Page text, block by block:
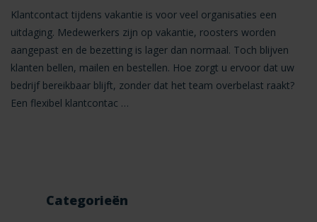
Klantcontact tijdens vakantie is voor veel organisaties een
uitdaging. Medewerkers zijn op vakantie, roosters worden
aangepast en de bezetting is lager dan normaal. Toch blijven
klanten bellen, mailen en bestellen. Hoe zorgt u ervoor dat uw
bedrijf bereikbaar blijft, zonder dat het team overbelast raakt?
Een flexibel klantcontac …
Categorieën